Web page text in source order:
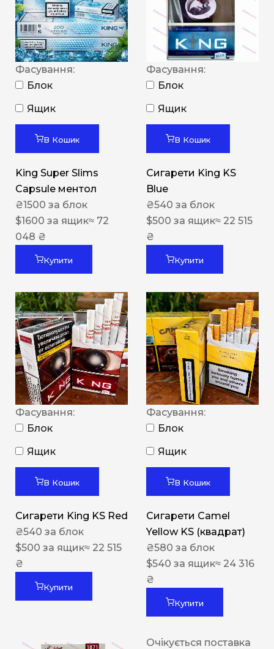
Фасування:
Блок
Ящик
В Кошик
King Super Slims
Capsule ментол
₴1500 за блок
$1600 за ящик≈ 72
048 ₴
Купити
Фасування:
Блок
Ящик
В Кошик
Сигарети King KS
Blue
₴540 за блок
$500 за ящик≈ 22 515
₴
Купити
Фасування:
Блок
Ящик
В Кошик
Сигарети King KS Red
₴540 за блок
$500 за ящик≈ 22 515
₴
Купити
Фасування:
Блок
Ящик
В Кошик
Сигарети Camel
Yellow KS (квадрат)
₴580 за блок
$540 за ящик≈ 24 316
₴
Купити
Очікується поставка